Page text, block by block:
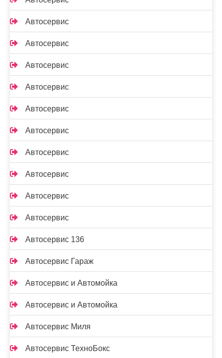
Автосервис
Автосервис
Автосервис
Автосервис
Автосервис
Автосервис
Автосервис
Автосервис
Автосервис
Автосервис
Автосервис 136
Автосервис Гараж
Автосервис и Автомойка
Автосервис и Автомойка
Автосервис Миля
Автосервис ТехноБокс